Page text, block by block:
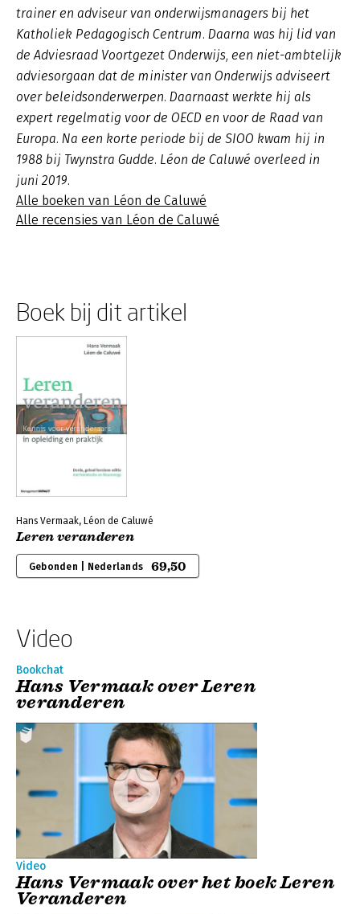
trainer en adviseur van onderwijsmanagers bij het
Katholiek Pedagogisch Centrum. Daarna was hij lid van
de Adviesraad Voortgezet Onderwijs, een niet-ambtelijk
adviesorgaan dat de minister van Onderwijs adviseert
over beleidsonderwerpen. Daarnaast werkte hij als
expert regelmatig voor de OECD en voor de Raad van
Europa. Na een korte periode bij de SIOO kwam hij in
1988 bij Twynstra Gudde. Léon de Caluwé overleed in
juni 2019.
Alle boeken van Léon de Caluwé
Alle recensies van Léon de Caluwé
Boek bij dit artikel
Hans Vermaak, Léon de Caluwé
Leren veranderen
Gebonden | Nederlands 69,50
Video
Bookchat
Hans Vermaak over Leren
veranderen
Video
Hans Vermaak over het boek Leren
Veranderen